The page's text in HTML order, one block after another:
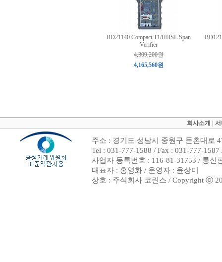
BD21140 Compact T1/HDSL Span
Verifier
4,309,200원
4,165,560원
회사소개
주소 : 경기도 성남시 중원구 둔촌대로
Tel : 031-777-1588 / Fax : 031-777-
사업자 등록번호 : 116-81-31753 / 통신
대표자 : 홍영화 / 운영자 : 윤상미
상호 : 주식회사 코린스 / Copyright ⓒ